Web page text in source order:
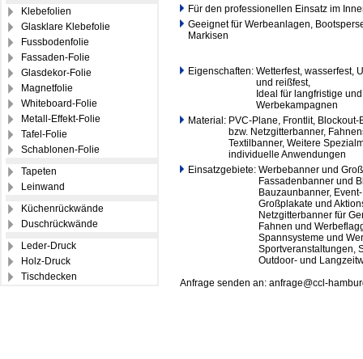
Klebefolien
Glasklare Klebefolie
Fussbodenfolie
Fassaden-Folie
Glasdekor-Folie
Magnetfolie
Whiteboard-Folie
Metall-Effekt-Folie
Tafel-Folie
Schablonen-Folie
Tapeten
Leinwand
Küchenrückwände
Duschrückwände
Leder-Druck
Holz-Druck
Tischdecken
Für den professionellen Einsatz im
Geeignet für Werbeanlagen,
Markisen
Eigenschaften: Wetterfest, wasserfest,
und reißfest,
Ideal für langfristige
Werbekampagnen
Material: PVC-Plane, Frontlit, Blockout-
bzw. Netzgitterbanner,
Textilbanner, Weitere
individuelle Anwendungen
Einsatzgebiete: Werbebanner und
Fassadenbanner und
Bauzaunbanner,
Großplakate und
Netzgitterbanner für
Fahnen und
Spannsysteme und
Sportveranstaltungen,
Outdoor- und
Anfrage senden an: anfrage@ccl-